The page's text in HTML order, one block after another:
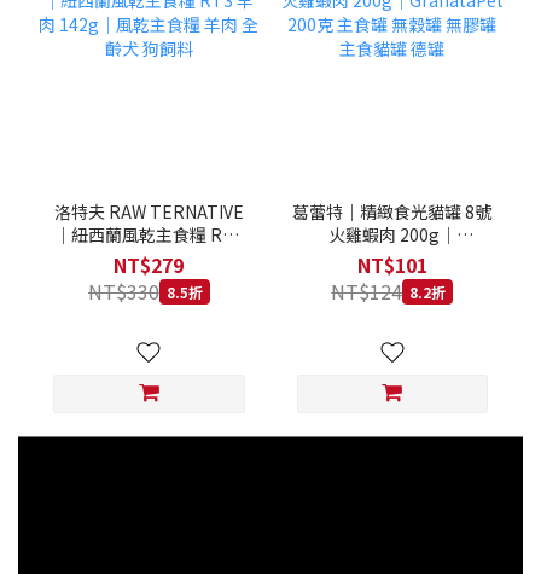
洛特夫 RAW TERNATIVE
｜紐西蘭風乾主食糧 RT3
羊肉 142g｜風乾主食糧 羊
肉 全齡犬 狗飼料
NT$279
NT$330 8.5折
葛蕾特｜精緻食光貓罐 8號
火雞蝦肉 200g｜
GranataPet 200克 主食罐
無穀罐 無膠罐 主食貓罐 德
罐
NT$101
NT$124 8.2折